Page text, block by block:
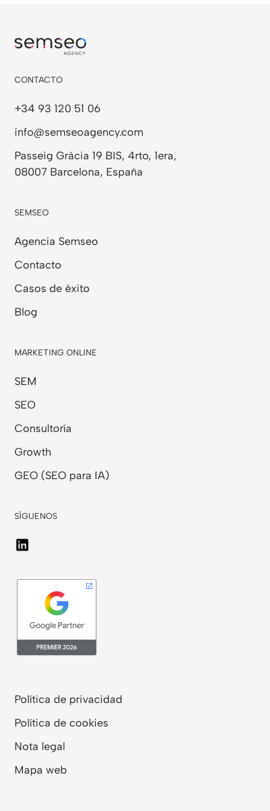
CONTACTO
+34 93 120 51 06
info@semseoagency.com
Passeig Gràcia 19 BIS, 4rto, 1era,
08007 Barcelona, España
SEMSEO
Agencia Semseo
Contacto
Casos de éxito
Blog
MARKETING ONLINE
SEM
SEO
Consultoría
Growth
GEO (SEO para IA)
SÍGUENOS
Política de privacidad
Política de cookies
Nota legal
Mapa web